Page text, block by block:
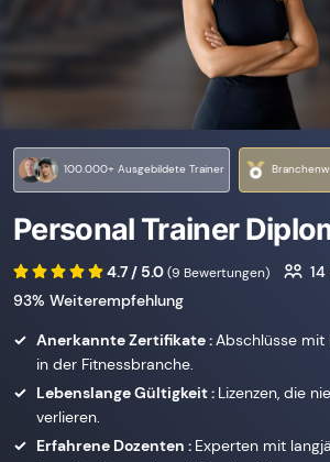
100.000+ Ausgebildete Trainer
Personal Trainer
4.7 / 5.0(9 Bewertungen) 14
93% Weiterempfehlung
Anerkannte Zertifikate :Abschlüsse mit
in der Fitnessbranche.
Lebenslange Gültigkeit : Lizenzen, die
verlieren.
Erfahrene Dozenten : Experten mit